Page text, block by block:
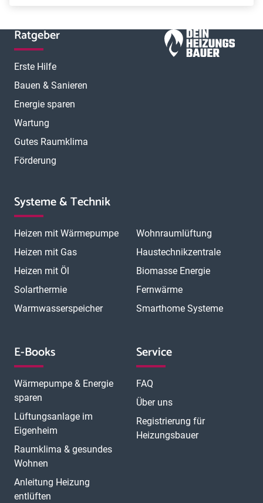
Ratgeber
Erste Hilfe
Bauen & Sanieren
Energie sparen
Wartung
Gutes Raumklima
Förderung
Systeme & Technik
Heizen mit Wärmepumpe
Heizen mit Gas
Heizen mit Öl
Solarthermie
Warmwasserspeicher
Wohnraumlüftung
Haustechnikzentrale
Biomasse Energie
Fernwärme
Smarthome Systeme
E-Books
Wärmepumpe & Energie
sparen
Lüftungsanlage im
Eigenheim
Raumklima & gesundes
Wohnen
Anleitung Heizung
entlüften
Service
FAQ
Über uns
Registrierung für
Heizungsbauer